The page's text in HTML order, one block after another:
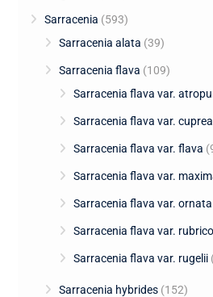
Sarracenia (593)
Sarracenia alata (39)
Sarracenia flava (109)
Sarracenia flava var.
Sarracenia flava var. cuprea
Sarracenia flava var. flava
Sarracenia flava var.
Sarracenia flava var. ornata
Sarracenia flava var.
Sarracenia flava var. rugelii
Sarracenia hybrides (152)